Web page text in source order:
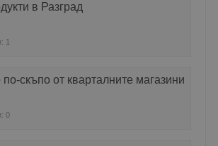
в Разград
1
скъпо от кварталните магазини
0